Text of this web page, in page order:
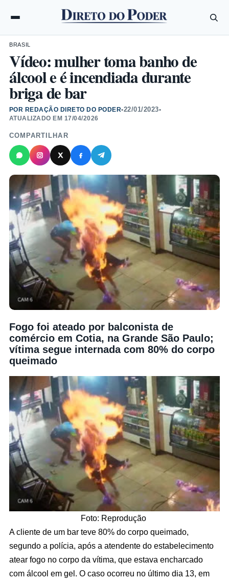
BRASIL
Vídeo: mulher toma banho de
álcool e é incendiada durante
briga de bar
POR REDAÇÃO DIRETO DO PODER•22/01/2023•
ATUALIZADO EM 17/04/2026
COMPARTILHAR
Fogo foi ateado por balconista de
comércio em Cotia, na Grande São Paulo;
vítima segue internada com 80% do corpo
queimado
Foto: Reprodução
A cliente de um bar teve 80% do corpo queimado,
segundo a polícia, após a atendente do estabelecimento
atear fogo no corpo da vítima, que estava encharcado
com álcool em gel. O caso ocorreu no último dia 13, em